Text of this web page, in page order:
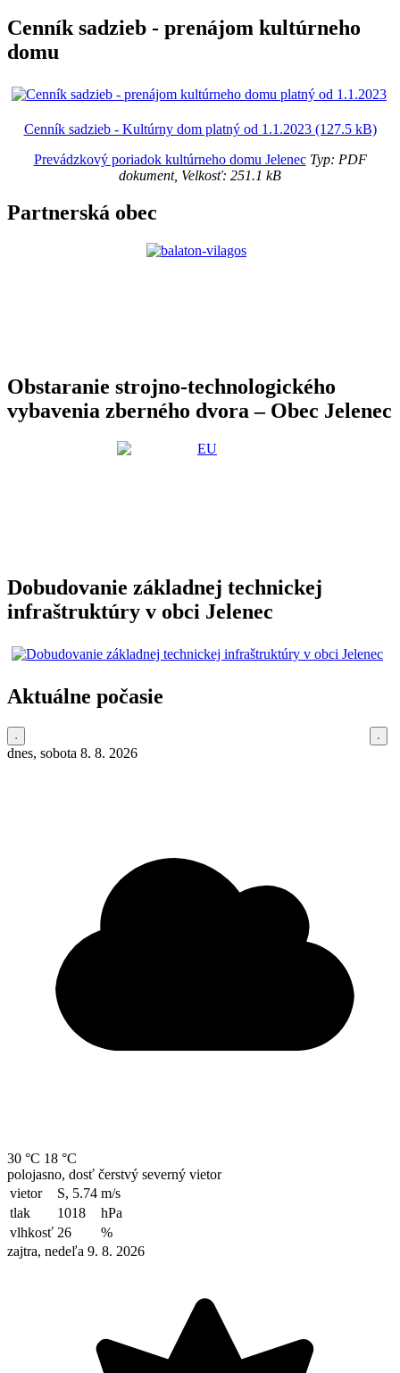
Cenník sadzieb - prenájom kultúrneho
domu
Cenník sadzieb - Kultúrny dom platný od 1.1.2023 (127.5 kB)
Prevádzkový poriadok kultúrneho domu JelenecTyp: PDF
dokument, Velkosť: 251.1 kB
Partnerská obec
Obstaranie strojno-technologického
vybavenia zberného dvora – Obec Jelenec
Dobudovanie základnej technickej
infraštruktúry v obci Jelenec
Aktuálne počasie
dnes, sobota 8. 8. 2026
30 °C 18 °C
polojasno, dosť čerstvý severný vietor
vietor
S, 5.74 m/s
tlak
1018
hPa
vlhkosť 26
%
zajtra, nedeľa 9. 8. 2026